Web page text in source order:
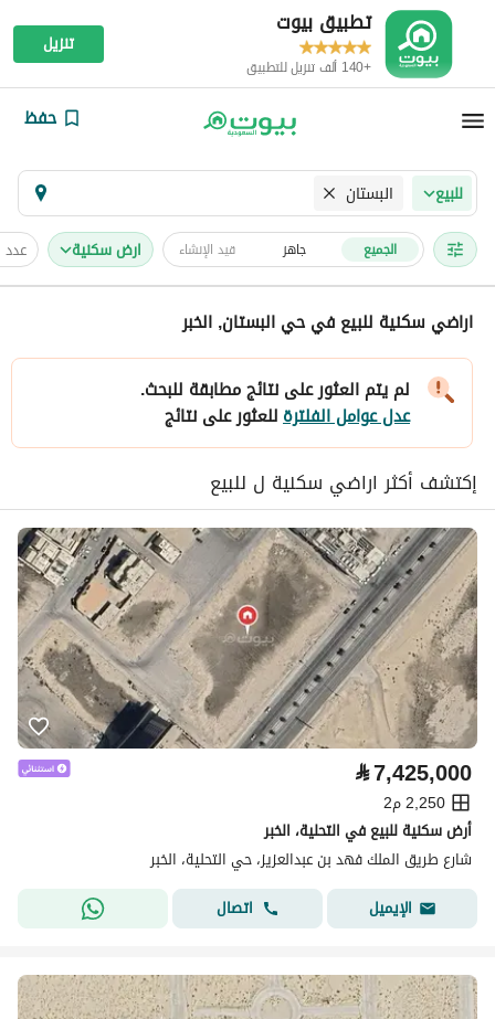
تطبيق بيوت
+140 ألف تنزيل للتطبيق
تنزيل
حفظ
للبيع البستان
الجميع جاهز قيد الإنشاء ارض سكنية
اراضي سكنية للبيع في حي البستان, الخبر
لم يتم العثور على نتائج مطابقة للبحث.
عدل عوامل الفلترةللعثور على نتائج
إكتشف أكثر اراضي سكنية ل للبيع
⃁7,425,000
2,250 م2
أرض سكنية للبيع في التحلية، الخبر
شارع طريق الملك فهد بن عبدالعزيز، حي التحلية، الخبر
الإيميل
اتصال